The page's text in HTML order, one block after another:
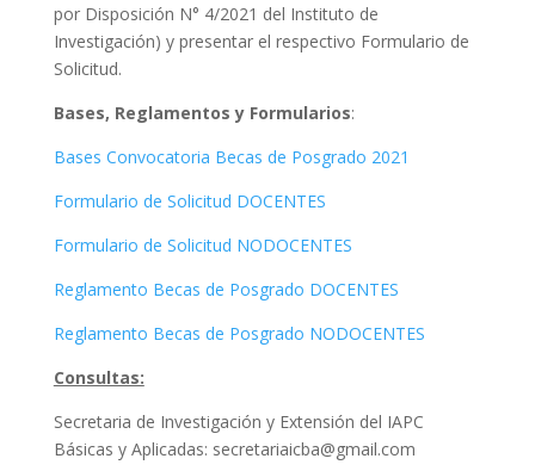
por Disposición N° 4/2021 del Instituto de
Investigación) y presentar el respectivo Formulario de
Solicitud.
Bases, Reglamentos y Formularios:
Bases Convocatoria Becas de Posgrado 2021
Formulario de Solicitud DOCENTES
Formulario de Solicitud NODOCENTES
Reglamento Becas de Posgrado DOCENTES
Reglamento Becas de Posgrado NODOCENTES
Consultas:
Secretaria de Investigación y Extensión del IAPC
Básicas y Aplicadas: secretariaicba@gmail.com